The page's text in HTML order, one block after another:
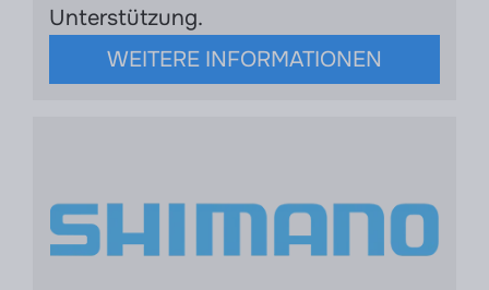
Unterstützung.
WEITERE INFORMATIONEN